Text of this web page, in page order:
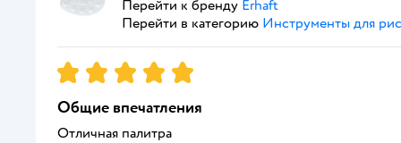
Перейти к бренду Erhaft
Перейти в категорию Инструменты для
Рейтинг:5
Общие впечатления
Отличная палитра